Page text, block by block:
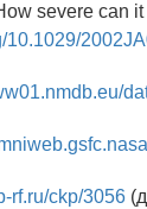
severe can
10.1029/
rf.ru/ckp/3056